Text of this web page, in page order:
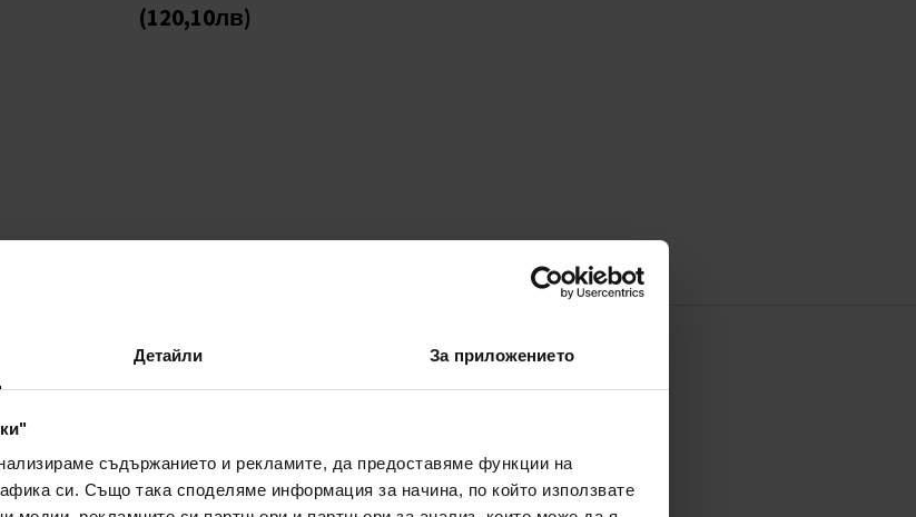
Детайли За приложението
съдържанието и рекламите, да предоставяме функции на
си. Също така споделяме информация за начина, по който използвате
(120,10лв)
ЗА МАРКАТА
селекция само за вас